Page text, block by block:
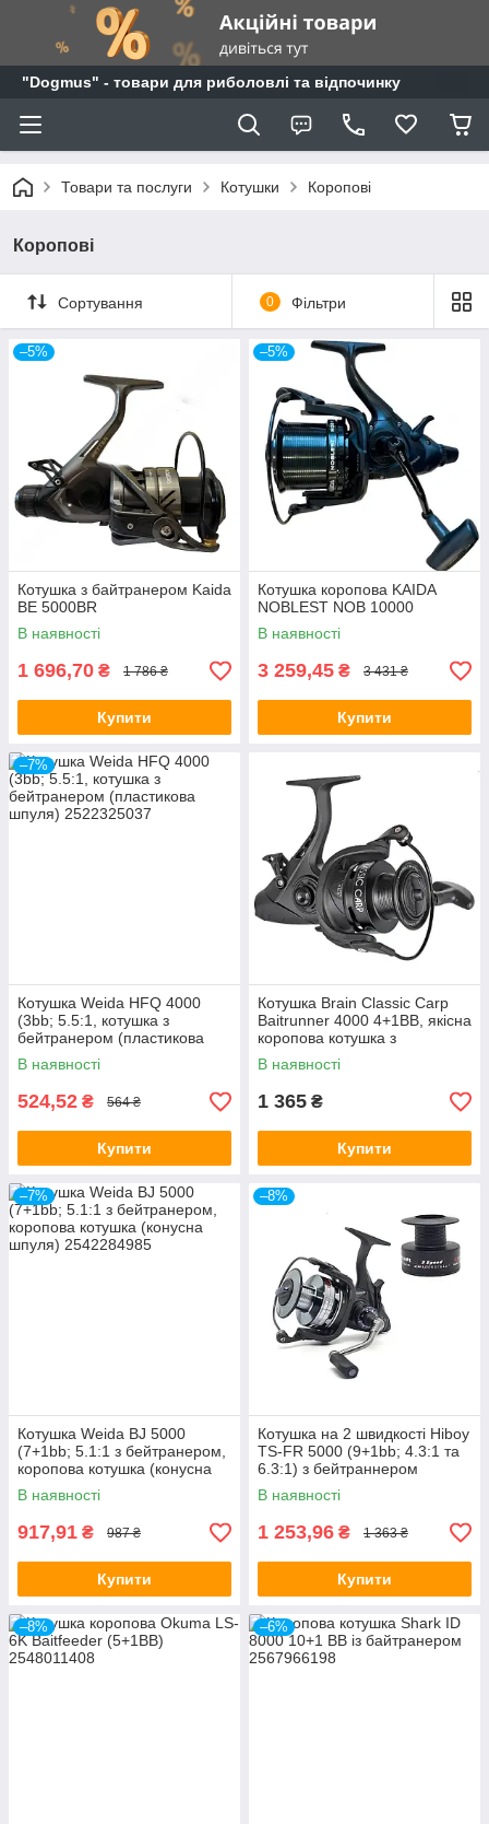
"Dogmus" - товари для риболовлі та відпочинку
Товари та послуги Котушки Коропові
Коропові
Сортування 0 Фільтри
–5%
Котушка з байтранером Kaida
BE 5000BR
В наявності
1 696,70 ₴ 1 786 ₴
Купити
–5%
Котушка коропова KAIDA
NOBLEST NOB 10000
В наявності
3 259,45 ₴ 3 431 ₴
Купити
–7%
Котушка Weida HFQ 4000
(3bb; 5.5:1, котушка з
бейтранером (пластикова
шпуля)
В наявності
524,52 ₴ 564 ₴
Купити
Котушка Brain Classic Carp
Baitrunner 4000 4+1BB, якісна
коропова котушка з
бейтранером
В наявності
1 365 ₴
Купити
–7%
Котушка Weida BJ 5000
(7+1bb; 5.1:1 з бейтранером,
коропова котушка (конусна
шпуля)
В наявності
917,91 ₴ 987 ₴
Купити
–8%
Котушка на 2 швидкості Hiboy
TS-FR 5000 (9+1bb; 4.3:1 та
6.3:1) з бейтраннером
(додаткова шпуля)
В наявності
1 253,96 ₴ 1 363 ₴
Купити
–8% –6%